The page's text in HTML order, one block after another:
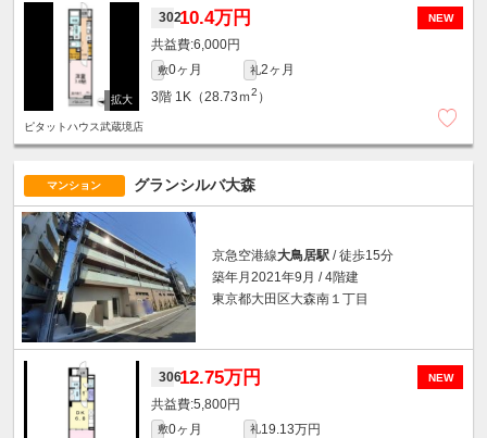
NEW
30210.4万円
6,000円
敷0ヶ月 礼2ヶ月
3階 1K（28.73ｍ2 ）
ピタットハウス武蔵境店
マンション グランシルバ大森
京急空港線大鳥居駅 / 徒歩15分
築年月2021年9月 / 4階建
東京都大田区大森南１丁目
NEW
30612.75万円
5,800円
敷0ヶ月 礼19.13万円